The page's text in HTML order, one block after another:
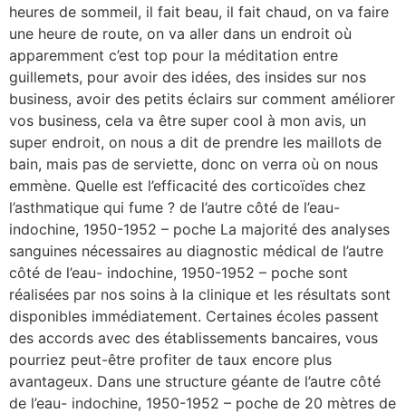
heures de sommeil, il fait beau, il fait chaud, on va faire
une heure de route, on va aller dans un endroit où
apparemment c’est top pour la méditation entre
guillemets, pour avoir des idées, des insides sur nos
business, avoir des petits éclairs sur comment améliorer
vos business, cela va être super cool à mon avis, un
super endroit, on nous a dit de prendre les maillots de
bain, mais pas de serviette, donc on verra où on nous
emmène. Quelle est l’efficacité des corticoïdes chez
l’asthmatique qui fume ? de l’autre côté de l’eau-
indochine, 1950-1952 – poche La majorité des analyses
sanguines nécessaires au diagnostic médical de l’autre
côté de l’eau- indochine, 1950-1952 – poche sont
réalisées par nos soins à la clinique et les résultats sont
disponibles immédiatement. Certaines écoles passent
des accords avec des établissements bancaires, vous
pourriez peut-être profiter de taux encore plus
avantageux. Dans une structure géante de l’autre côté
de l’eau- indochine, 1950-1952 – poche de 20 mètres de